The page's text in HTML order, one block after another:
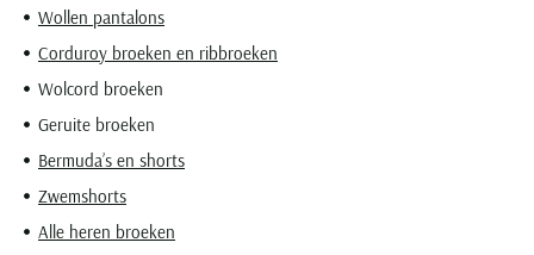
Wollen pantalons
Corduroy broeken en ribbroeken
Wolcord broeken
Geruite broeken
Bermuda’s en shorts
Zwemshorts
Alle heren broeken